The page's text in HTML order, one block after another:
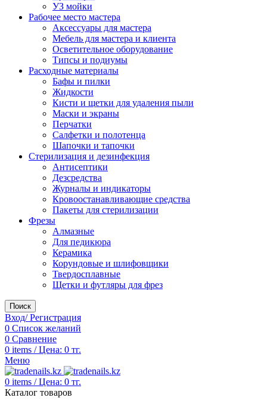
УЗ мойки
Рабочее место мастера
Аксессуары для мастера
Мебель для мастера и клиента
Осветительное оборудование
Типсы и подиумы
Расходные материалы
Бафы и пилки
Жидкости
Кисти и щетки для удаления пыли
Маски и экраны
Перчатки
Салфетки и полотенца
Шапочки и тапочки
Стерилизация и дезинфекция
Антисептики
Дезсредства
Журналы и индикаторы
Кровоостанавливающие средства
Пакеты для стерилизации
Фрезы
Алмазные
Для педикюра
Керамика
Корундовые и шлифовщики
Твердосплавные
Щетки и футляры для фрез
Поиск
Вход/ Регистрация
0 Список желаний
0 Сравнение
0 items / Цена: 0 тг.
Меню
0 items / Цена: 0 тг.
Каталог товаров